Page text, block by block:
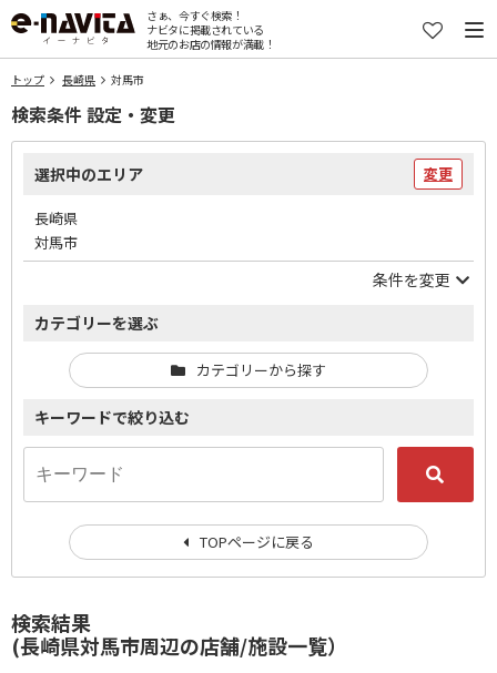
さぁ、今すぐ検索！
ナビタに掲載されている
地元のお店の情報が満載！
トップ 長崎県 対馬市
検索結果
(長崎県対馬市周辺の店舗/施設一覧）
検索条件 設定・変更
選択中のエリア 変更
長崎県
対馬市
条件を変更
カテゴリーを選ぶ
カテゴリーから探す
キーワードで絞り込む
TOPページに戻る